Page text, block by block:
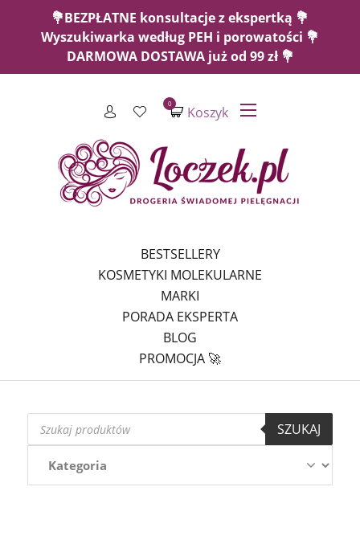
💐BEZPŁATNE konsultacje z ekspertką 💐
Wyszukiwarka według PEH i porowatości 💐
DARMOWA DOSTAWA już od 99 zł 💐
Koszyk
0
BESTSELLERY
KOSMETYKI MOLEKULARNE
MARKI
PORADA EKSPERTA
BLOG
PROMOCJA 🚀
Wyszukiwarka
produktów
SZUKAJ